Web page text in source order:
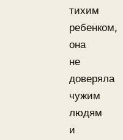
тихим
ребенком,
она
не
доверяла
чужим
людям
и